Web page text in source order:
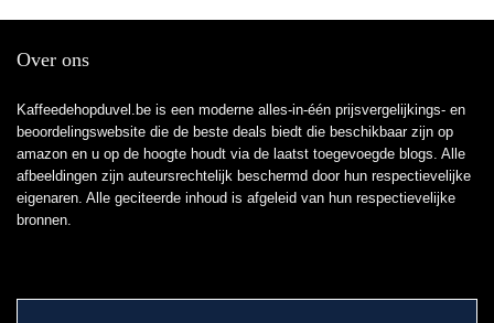
Over ons
Kaffeedehopduvel.be is een moderne alles-in-één prijsvergelijkings- en
beoordelingswebsite die de beste deals biedt die beschikbaar zijn op
amazon en u op de hoogte houdt via de laatst toegevoegde blogs. Alle
afbeeldingen zijn auteursrechtelijk beschermd door hun respectievelijke
eigenaren. Alle geciteerde inhoud is afgeleid van hun respectievelijke
bronnen.